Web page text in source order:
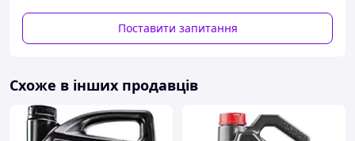
винятковою надійністю. Вдосконалені синтетичні ефіри
забезпечують виняткову міцність плівки, а також
захист поверхні, зменшуючи знос поршнів, отворів,
діапазоні обертів і потужності.
Специфікації:
Поставити запитання
Схоже в інших продавців